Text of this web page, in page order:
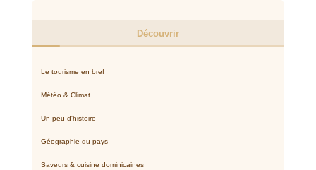
Découvrir
Le tourisme en bref
Météo & Climat
Un peu d'histoire
Géographie du pays
Saveurs & cuisine dominicaines